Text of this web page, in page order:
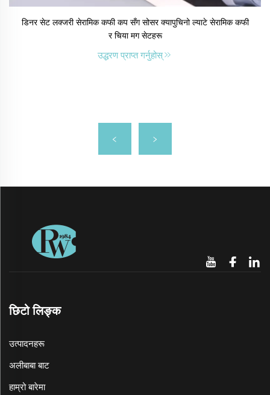
डिनर सेट लक्जरी सेरामिक कफी कप सँग सोसर क्यापुचिनो ल्याटे सेरामिक कफी
र चिया मग सेटहरू
उद्धरण प्राप्त गर्नुहोस्
छिटो लिङ्क
उत्पादनहरू
अलीबाबा बाट
हाम्रो बारेमा